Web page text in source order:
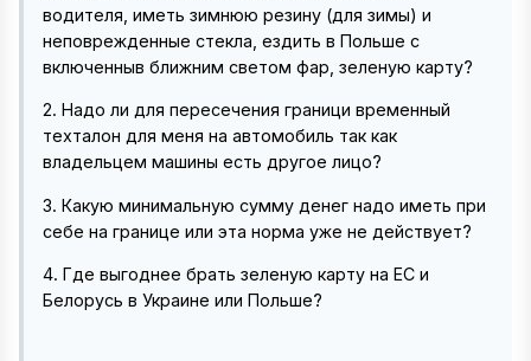
водителя, иметь зимнюю резину (для зимы) и
неповрежденные стекла, ездить в Польше с
включенныв ближним светом фар, зеленую карту?
2. Надо ли для пересечения граници временный
техталон для меня на автомобиль так как
владельцем машины есть другое лицо?
3. Какую минимальную сумму денег надо иметь при
себе на границе или эта норма уже не действует?
4. Где выгоднее брать зеленую карту на ЕС и
Белорусь в Украине или Польше?